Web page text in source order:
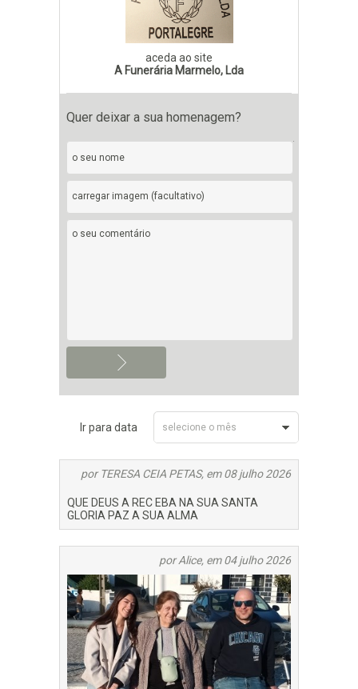
aceda ao site
A Funerária Marmelo, Lda
Quer deixar a sua homenagem?
carregar imagem (facultativo)
selecione o mês
Julho 2026
Ir para data
por TERESA CEIA PETAS, em 08 julho 2026
QUE DEUS A REC EBA NA SUA SANTA
GLORIA PAZ A SUA ALMA
por Alice, em 04 julho 2026